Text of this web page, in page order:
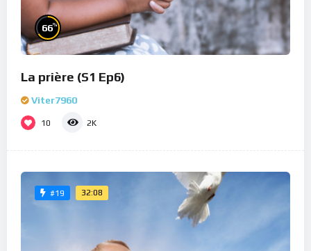
66%
La prière (S1 Ep6)
Viter7960
10 2K
#19 32:08